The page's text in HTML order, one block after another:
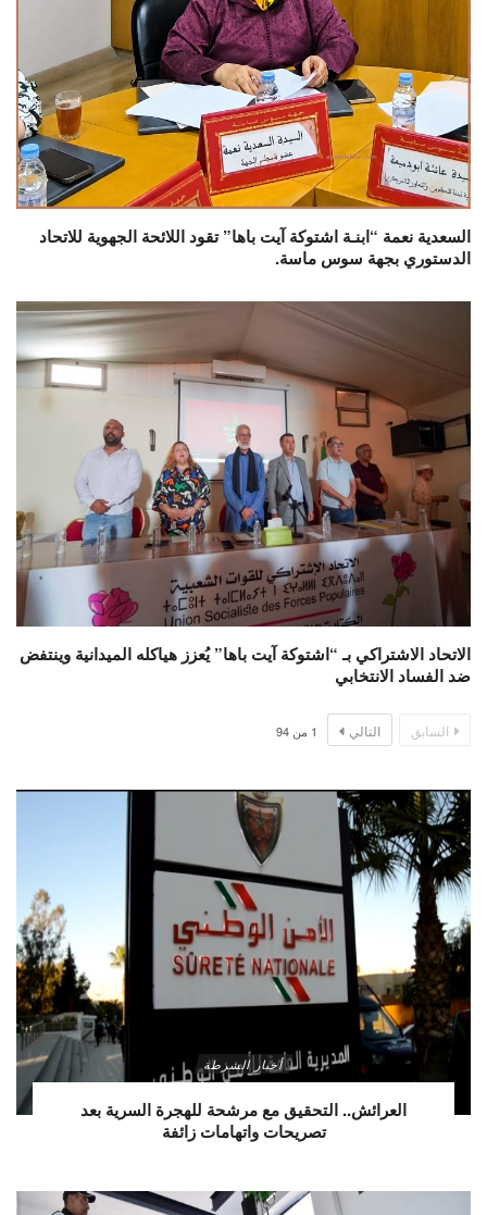
السعدية نعمة “ابنـة اشتوكة آيت باها” تقود اللائحة الجهوية للاتحاد
الدستوري بجهة سوس ماسة.
الاتحاد الاشتراكي بـ “اشتوكة آيت باها” يُعزز هياكله الميدانية وينتفض
ضد الفساد الانتخابي
السابق التالي 1 من 94
أخبار الشرطة
العرائش.. التحقيق مع مرشحة للهجرة السرية بعد
تصريحات واتهامات زائفة